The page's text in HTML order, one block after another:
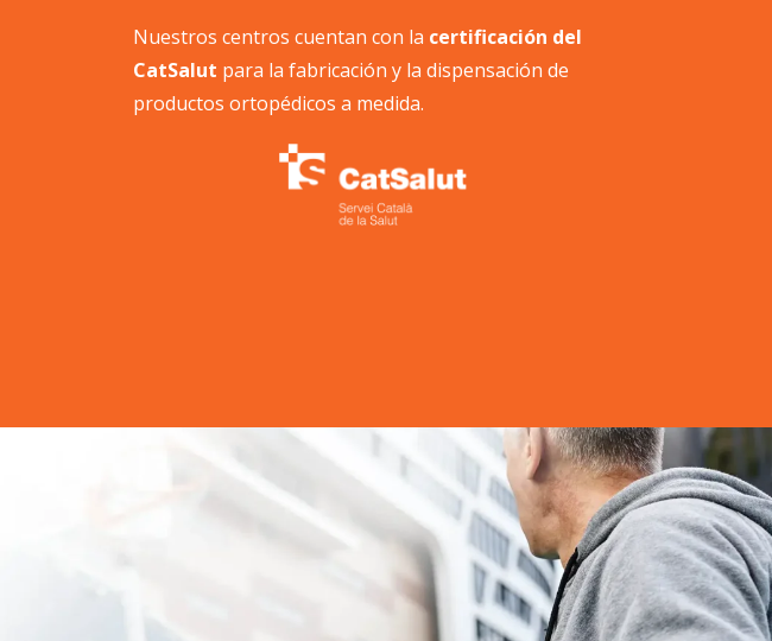
Nuestros centros cuentan con la certificación del
CatSalut para la fabricación y la dispensación de
productos ortopédicos a medida.